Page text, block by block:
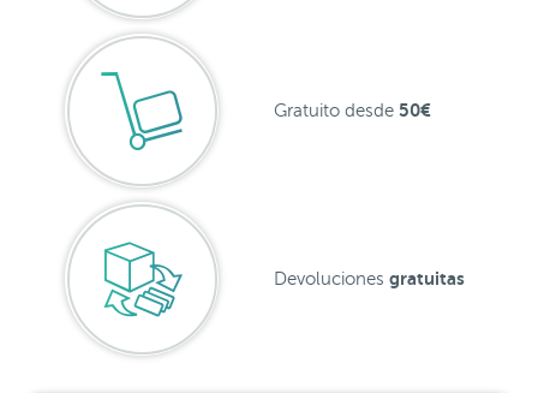
Gratuito desde 50€
Devoluciones gratuitas